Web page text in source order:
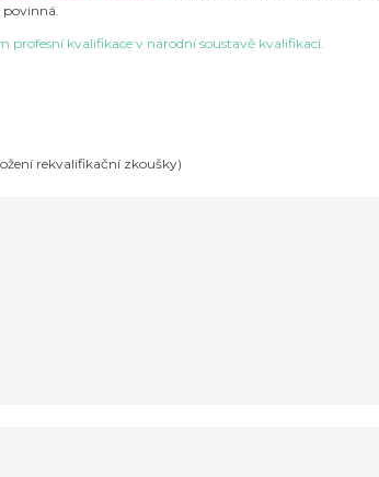
povinná.
kvalifikace v národní soustavě kvalifikací.
rekvalifikační zkoušky)